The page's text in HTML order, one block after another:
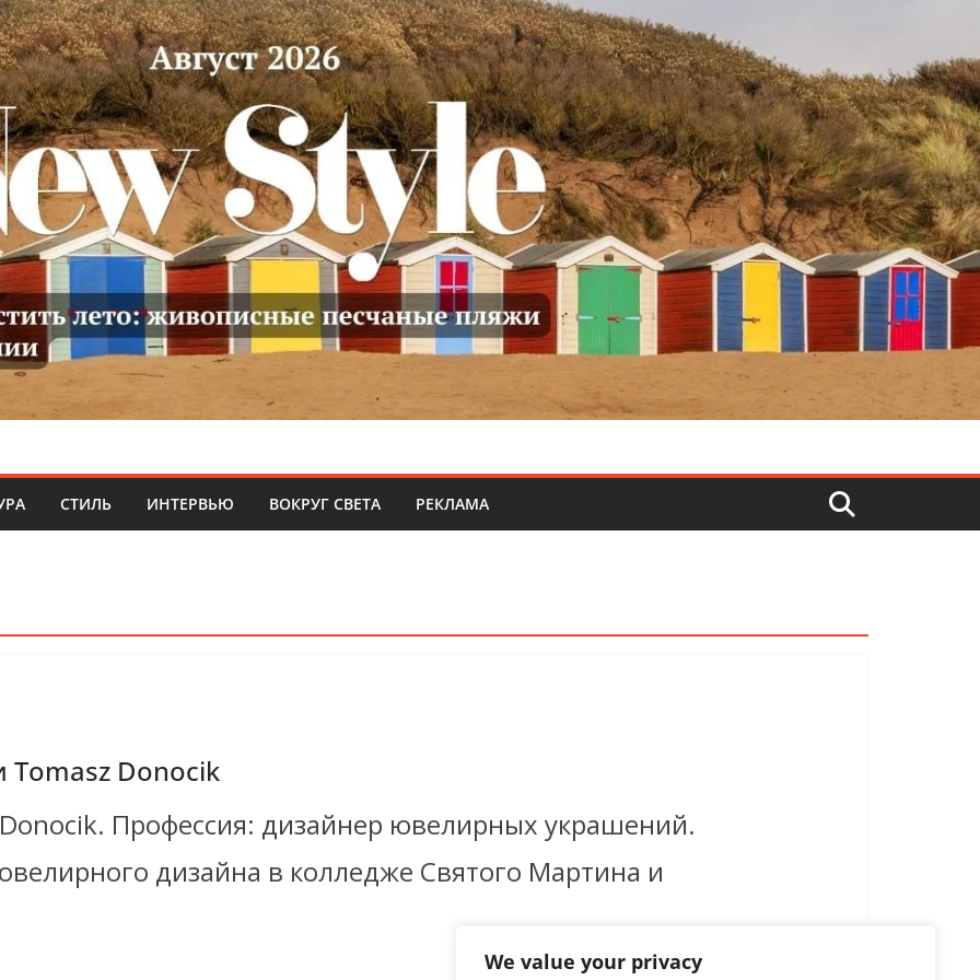
We value your privacy
СТИЛЬ ИНТЕРВЬЮ ВОКРУГ СВЕТА РЕКЛАМА
Tomasz Donocik
Профессия: дизайнер ювелирных украшений.
дизайна в колледже Святого Мартина и